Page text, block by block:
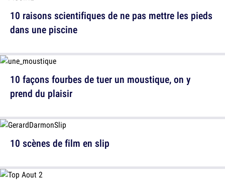
10 raisons scientifiques de ne pas mettre les pieds
dans une piscine
10 scènes de film en slip
10 façons fourbes de tuer un moustique, on y
prend du plaisir